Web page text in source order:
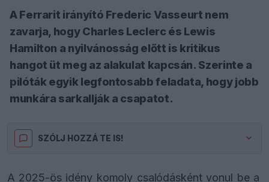
A Ferrarit irányító Frederic Vasseurt nem
zavarja, hogy Charles Leclerc és Lewis
Hamilton a nyilvánosság előtt is kritikus
hangot üt meg az alakulat kapcsán. Szerinte a
pilóták egyik legfontosabb feladata, hogy jobb
munkára sarkallják a csapatot.
SZÓLJ HOZZÁ TE IS!
A 2025-ös idény komoly csalódásként vonul be a